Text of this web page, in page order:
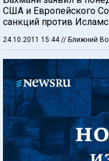
США и Европейского
санкций против
24.10.2011 15:44// Ближний